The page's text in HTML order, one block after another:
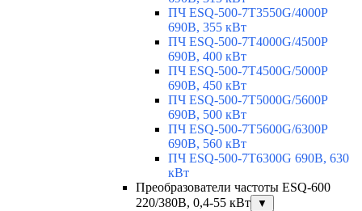
ПЧ ESQ-500-7T3550G/4000P
690В, 355 кВт
ПЧ ESQ-500-7T4000G/4500P
690В, 400 кВт
ПЧ ESQ-500-7T4500G/5000P
690В, 450 кВт
ПЧ ESQ-500-7T5000G/5600P
690В, 500 кВт
ПЧ ESQ-500-7T5600G/6300P
690В, 560 кВт
ПЧ ESQ-500-7T6300G 690В, 630
кВт
Преобразователи частоты ESQ-600
220/380В, 0,4-55 кВт
▼